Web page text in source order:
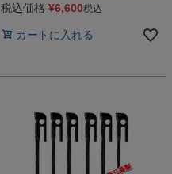
税込価格 ¥6,600税込
カートに入れる